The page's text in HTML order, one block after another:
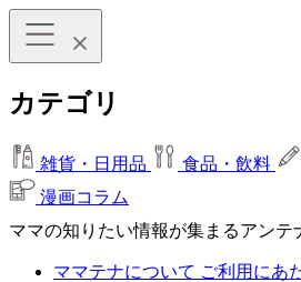
カテゴリ
雑貨・日用品 食品・飲料
漫画コラム
ママの知りたい情報が集まるアンテ
ママテナについて ご利用にあ